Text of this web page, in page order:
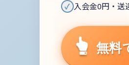
✓ 入会金0円・送
無料